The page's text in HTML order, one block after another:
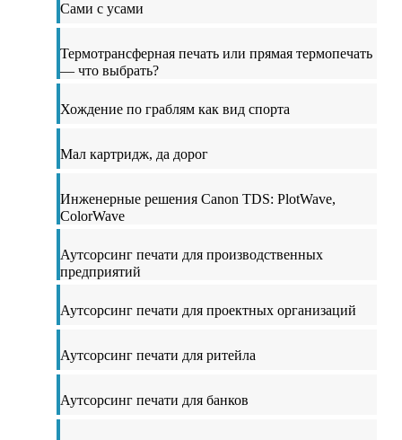
Сами с усами
Термотрансферная печать или прямая термопечать
— что выбрать?
Хождение по граблям как вид спорта
Мал картридж, да дорог
Инженерные решения Canon TDS: PlotWave,
ColorWave
Аутсорсинг печати для производственных
предприятий
Аутсорсинг печати для проектных организаций
Аутсорсинг печати для ритейла
Аутсорсинг печати для банков